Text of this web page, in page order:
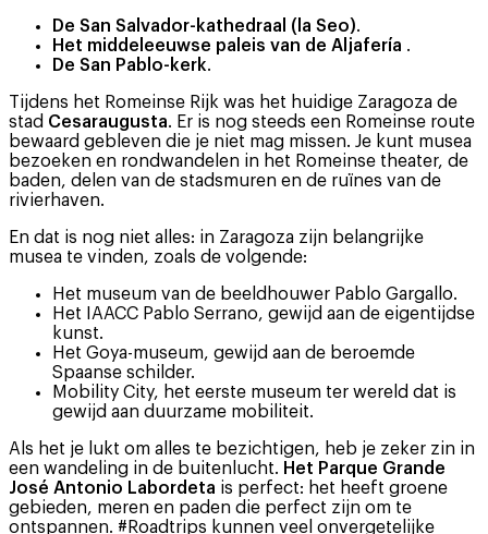
De San Salvador-kathedraal (la Seo).
Het middeleeuwse paleis van de Aljafería .
De San Pablo-kerk.
Tijdens het Romeinse Rijk was het huidige Zaragoza de
stad Cesaraugusta. Er is nog steeds een Romeinse route
bewaard gebleven die je niet mag missen. Je kunt musea
bezoeken en rondwandelen in het Romeinse theater, de
baden, delen van de stadsmuren en de ruïnes van de
rivierhaven.
En dat is nog niet alles: in Zaragoza zijn belangrijke
musea te vinden, zoals de volgende:
Het museum van de beeldhouwer Pablo Gargallo.
Het IAACC Pablo Serrano, gewijd aan de eigentijdse
kunst.
Het Goya-museum, gewijd aan de beroemde
Spaanse schilder.
Mobility City, het eerste museum ter wereld dat is
gewijd aan duurzame mobiliteit.
Als het je lukt om alles te bezichtigen, heb je zeker zin in
een wandeling in de buitenlucht. Het Parque Grande
José Antonio Labordeta is perfect: het heeft groene
gebieden, meren en paden die perfect zijn om te
ontspannen. #Roadtrips kunnen veel onvergetelijke